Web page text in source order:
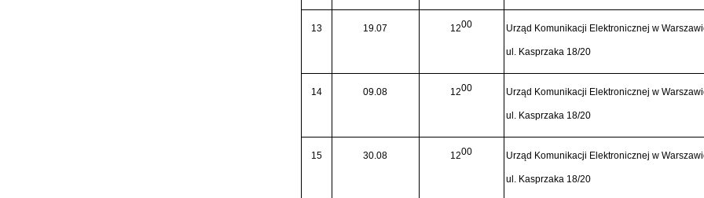
13 19.07 1200 Urząd Komunikacji Elektronicznej w
ul. Kasprzaka 18/20
14 09.08 1200 Urząd Komunikacji Elektronicznej w
ul. Kasprzaka 18/20
15 30.08 1200 Urząd Komunikacji Elektronicznej w
ul. Kasprzaka 18/20